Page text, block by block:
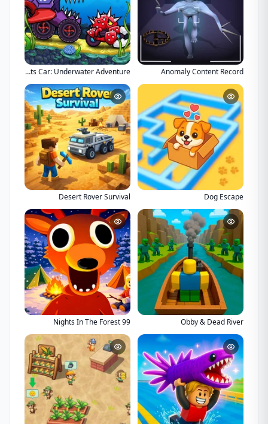
Anomaly Content Record
Car Eats Car: Underwater Adventure
Dog Escape
Desert Rover Survival
Obby & Dead River
99 Nights In The Forest